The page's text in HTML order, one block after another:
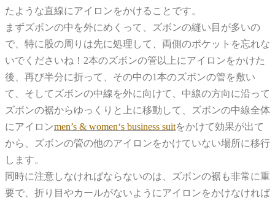
たような直線にアイロンをかけることです。
まずズボンの中を外にめくって、ズボンの縫い目が多いの
で、特に股の周りは先に処理して、両側のポケットを忘れな
いでくださいね！2本のズボンの管以上にアイロンをかけた
後、再び半分に折って、その中の1本のズボンの管を敷い
て、そしてズボンの中線を外に向けて、中線の方向に沿って
ズボンの裾からゆっくりと上に移動して、ズボンの中線全体
にアイロンmen’s & women‘s business suitをかけて効果が出て
から、ズボンの管の他のアイロンをかけていない場所に移行
します。
同時に注意しなければならないのは、ズボンの裾も非常に重
要で、折り目やカールがないようにアイロンをかけなければ